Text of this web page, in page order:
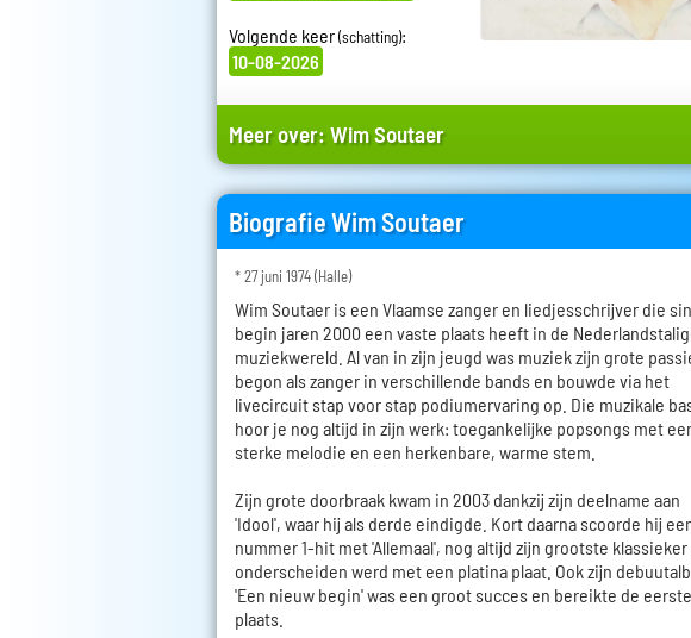
Volgende keer(schatting):
10-08-2026
Meer over:Wim Soutaer
Biografie Wim Soutaer
* 27 juni 1974 (Halle)
Wim Soutaer is een Vlaamse zanger en liedjesschrijver die
begin jaren 2000 een vaste plaats heeft in de
muziekwereld. Al van in zijn jeugd was muziek zijn grote
begon als zanger in verschillende bands en bouwde via het
livecircuit stap voor stap podiumervaring op. Die muzikale
hoor je nog altijd in zijn werk: toegankelijke popsongs met
sterke melodie en een herkenbare, warme stem.
Zijn grote doorbraak kwam in 2003 dankzij zijn deelname aan
'Idool', waar hij als derde eindigde. Kort daarna scoorde hij
nummer 1-hit met 'Allemaal', nog altijd zijn grootste klassieker
onderscheiden werd met een platina plaat. Ook zijn
'Een nieuw begin' was een groot succes en bereikte de eerste
plaats.